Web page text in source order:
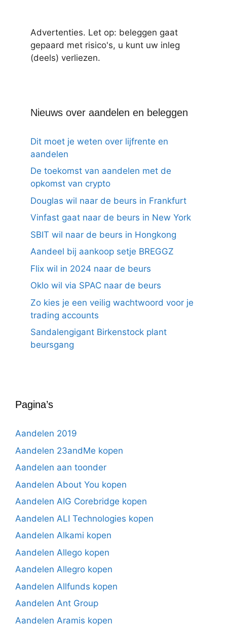
Advertenties. Let op: beleggen gaat
gepaard met risico's, u kunt uw inleg
(deels) verliezen.
Nieuws over aandelen en beleggen
Dit moet je weten over lijfrente en
aandelen
De toekomst van aandelen met de
opkomst van crypto
Douglas wil naar de beurs in Frankfurt
Vinfast gaat naar de beurs in New York
SBIT wil naar de beurs in Hongkong
Aandeel bij aankoop setje BREGGZ
Flix wil in 2024 naar de beurs
Oklo wil via SPAC naar de beurs
Zo kies je een veilig wachtwoord voor je
trading accounts
Sandalengigant Birkenstock plant
beursgang
Pagina’s
Aandelen 2019
Aandelen 23andMe kopen
Aandelen aan toonder
Aandelen About You kopen
Aandelen AIG Corebridge kopen
Aandelen ALI Technologies kopen
Aandelen Alkami kopen
Aandelen Allego kopen
Aandelen Allegro kopen
Aandelen Allfunds kopen
Aandelen Ant Group
Aandelen Aramis kopen